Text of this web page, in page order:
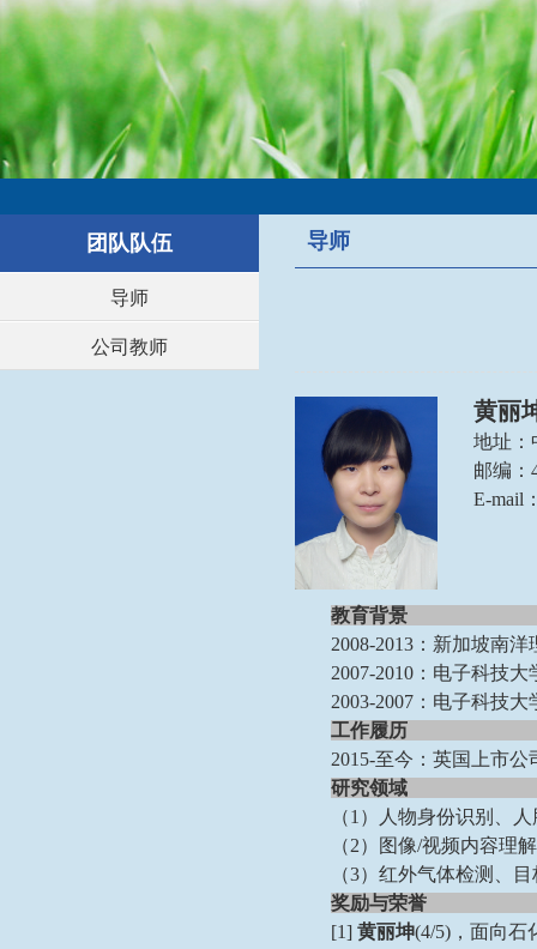
团队队伍
导师
公司教师
导师
黄丽
地址：
邮编：
E-mail
教育背景
2008-2013：新加坡南
2007-2010：电子科技
2003-2007：电子科技
工作履历
2015-至今：英国上市
研究领域
（1）人物身份识别、
（2）图像/视频内容理解
（3）红外气体检测、
奖励与荣誉
[1] 黄丽坤(4/5)，面向石